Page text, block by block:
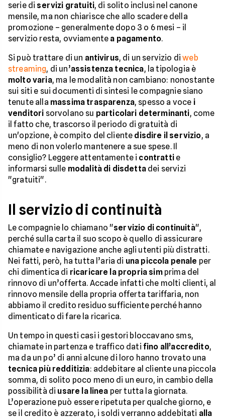
serie di servizi gratuiti, di solito inclusi nel canone
mensile, ma non chiarisce che allo scadere della
promozione – generalmente dopo 3 o 6 mesi – il
servizio resta, ovviamente a pagamento.
Si può trattare di un antivirus, di un servizio diweb
streaming, di un’assistenza tecnica, la tipologia è
molto varia, ma le modalità non cambiano: nonostante
sui siti e sui documenti di sintesi le compagnie siano
tenute alla massima trasparenza, spesso a voce i
venditori sorvolano su particolari determinanti, come
il fatto che, trascorso il periodo di gratuità di
un'opzione, è compito del cliente disdire il servizio, a
meno di non volerlo mantenere a sue spese. Il
consiglio? Leggere attentamente i contrattie
informarsi sulle modalità di disdettadei servizi
"gratuiti".
Il servizio di continuità
Le compagnie lo chiamano "servizio di continuità",
perché sulla carta il suo scopo è quello di assicurare
chiamate e navigazione anche agli utenti più distratti.
Nei fatti, però, ha tutta l’aria di una piccola penale per
chi dimentica di ricaricare la propria simprima del
rinnovo di un’offerta. Accade infatti che molti clienti, al
rinnovo mensile della propria offerta tariffaria, non
abbiamo il credito residuo sufficiente perché hanno
dimenticato di fare la ricarica.
Un tempo in questi casi i gestori bloccavano sms,
chiamate in partenza e traffico dati fino all’accredito,
ma da un po’ di anni alcune di loro hanno trovato una
tecnica più redditizia: addebitare al cliente una piccola
somma, di solito poco meno di un euro, in cambio della
possibilità di usare la linea per tutta la giornata.
L’operazione può essere ripetuta per qualche giorno, e
se il credito è azzerato, i soldi verranno addebitati alla